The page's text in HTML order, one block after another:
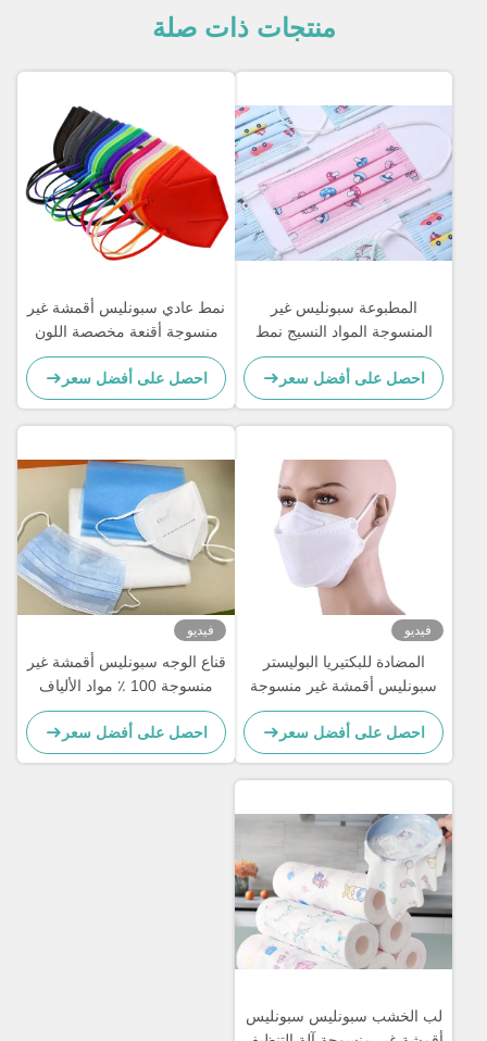
منتجات ذات صلة
المطبوعة سبونليس غير
المنسوجة المواد النسيج نمط
مختلف مخصص لقناع الوجه
احصل على أفضل سعر
نمط عادي سبونليس أقمشة غير
منسوجة أقنعة مخصصة اللون
مع قوة عالية
احصل على أفضل سعر
فيديو
المضادة للبكتيريا البوليستر
سبونليس أقمشة غير منسوجة
60gsm PET لأقنعة نوع
الأسماك
احصل على أفضل سعر
فيديو
قناع الوجه سبونليس أقمشة غير
منسوجة 100 ٪ مواد الألياف
المعدلة لمستحضرات التجميل /
الأنسجة الرطبة
احصل على أفضل سعر
لب الخشب سبونليس سبونليس